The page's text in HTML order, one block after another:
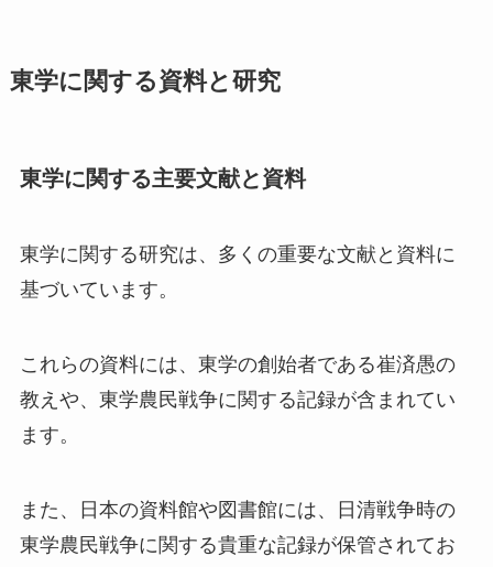
東学に関する資料と研究
東学に関する主要文献と資料
東学に関する研究は、多くの重要な文献と資料に
基づいています。
これらの資料には、東学の創始者である崔済愚の
教えや、東学農民戦争に関する記録が含まれてい
ます。
また、日本の資料館や図書館には、日清戦争時の
東学農民戦争に関する貴重な記録が保管されてお